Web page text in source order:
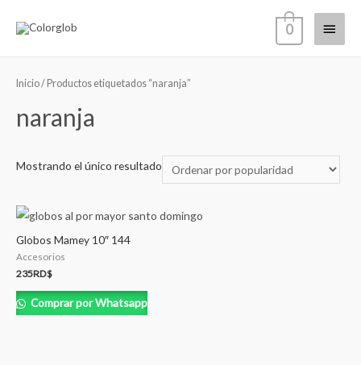
0
Inicio/ Productos etiquetados “naranja”
naranja
Mostrando el único resultado
Globos Mamey 10″ 144
Accesorios
235RD$
Comprar por Whatsapp